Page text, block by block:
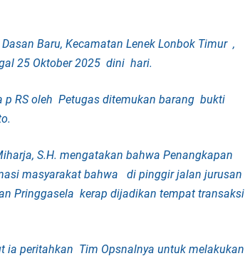
Polmas di Kelurahan Taman Sari Ampenan
Kapolri Cup 2026
Ajak Warga Kibarkan Merah Putih
Curanmor Dari Amuk Masa
Baru, Kecamatan Lenek Lonbok Timur ,
25 Oktober 2025 dini hari.
p RS oleh Petugas ditemukan barang bukti
S.H. mengatakan bahwa Penangkapan
masyarakat bahwa di pinggir jalan jurusan
Pringgasela kerap dijadikan tempat transaksi
ia peritahkan Tim Opsnalnya untuk melakukan